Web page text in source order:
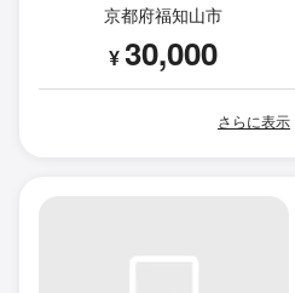
京都府福知山市
¥30,000
さらに表示